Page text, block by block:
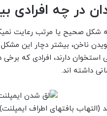
در چه افرادی
صحیح یا مرتب رعایت
ناخن، بیشتر دچار این
استخوان دارند، افرادی که
داشته اند.
(التهاب بافتهای اطراف